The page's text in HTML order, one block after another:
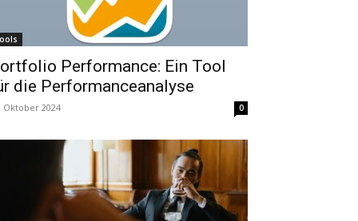
Performance: Ein Tool
die Performanceanalyse
Oktober 2024 0